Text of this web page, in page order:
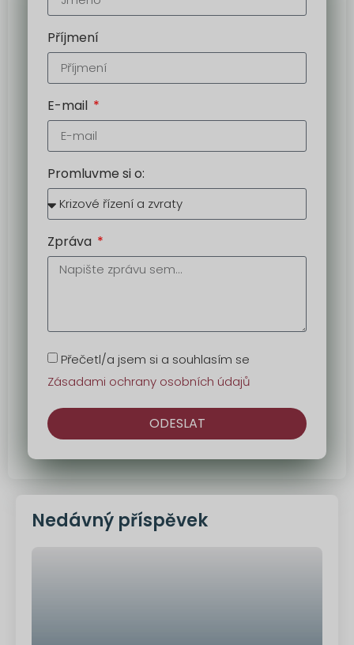
Příjmení
E-mail
Promluvme si o:
Zpráva
Přečetl/a jsem si a souhlasím se
Zásadami ochrany osobních údajů
ODESLAT
Nedávný příspěvek